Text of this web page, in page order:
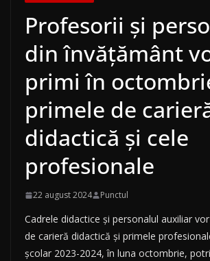
Profesorii și
din învățământ
primi în
primele de
didactică și cele
profesionale
22 august 2024 Punctul
Cadrele didactice și personalul auxiliar
de carieră didactică și primele
școlar 2023-2024, în luna octombrie,